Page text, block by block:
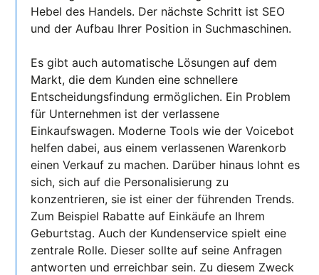
Hebel des Handels. Der nächste Schritt ist SEO
und der Aufbau Ihrer Position in Suchmaschinen.
Es gibt auch automatische Lösungen auf dem
Markt, die dem Kunden eine schnellere
Entscheidungsfindung ermöglichen. Ein Problem
für Unternehmen ist der verlassene
Einkaufswagen. Moderne Tools wie der Voicebot
helfen dabei, aus einem verlassenen Warenkorb
einen Verkauf zu machen. Darüber hinaus lohnt es
sich, sich auf die Personalisierung zu
konzentrieren, sie ist einer der führenden Trends.
Zum Beispiel Rabatte auf Einkäufe an Ihrem
Geburtstag. Auch der Kundenservice spielt eine
zentrale Rolle. Dieser sollte auf seine Anfragen
antworten und erreichbar sein. Zu diesem Zweck